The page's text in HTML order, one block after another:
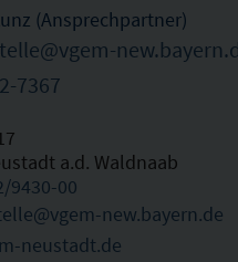
(Ansprechpartner)
7367
a.d. Waldnaab
9430-00
new.bayern.de
neustadt.de